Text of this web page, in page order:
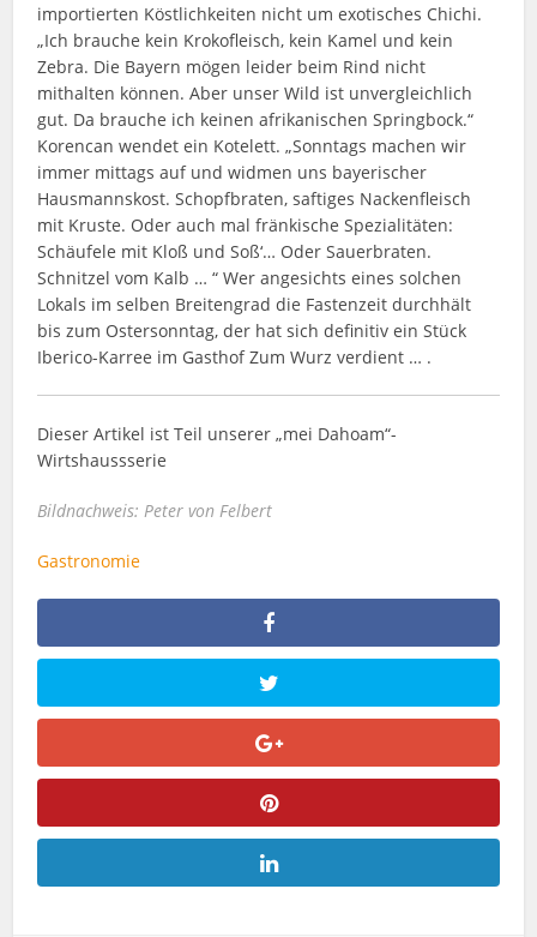
importierten Köstlichkeiten nicht um exotisches Chichi.
„Ich brauche kein Krokofleisch, kein Kamel und kein
Zebra. Die Bayern mögen leider beim Rind nicht
mithalten können. Aber unser Wild ist unvergleichlich
gut. Da brauche ich keinen afrikanischen Springbock.“
Korencan wendet ein Kotelett. „Sonntags machen wir
immer mittags auf und widmen uns bayerischer
Hausmannskost. Schopfbraten, saftiges Nackenfleisch
mit Kruste. Oder auch mal fränkische Spezialitäten:
Schäufele mit Kloß und Soß‘… Oder Sauerbraten.
Schnitzel vom Kalb … “ Wer angesichts eines solchen
Lokals im selben Breitengrad die Fastenzeit durchhält
bis zum Ostersonntag, der hat sich definitiv ein Stück
Iberico-Karree im Gasthof Zum Wurz verdient … .
Dieser Artikel ist Teil unserer „mei Dahoam“-
Wirtshaussserie
Bildnachweis: Peter von Felbert
Gastronomie